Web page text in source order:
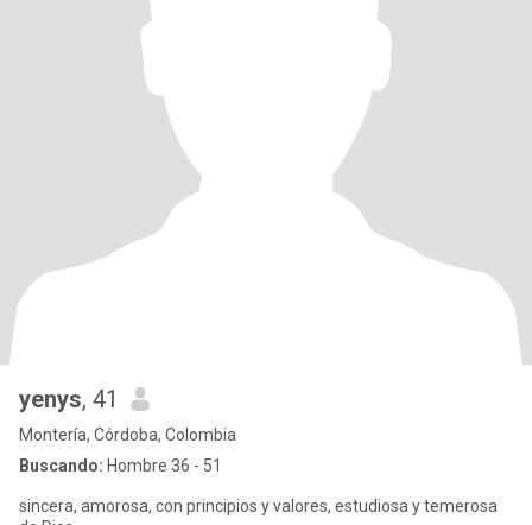
yenys, 41
Montería, Córdoba, Colombia
Buscando: Hombre 36 - 51
sincera, amorosa, con principios y valores, estudiosa y temerosa